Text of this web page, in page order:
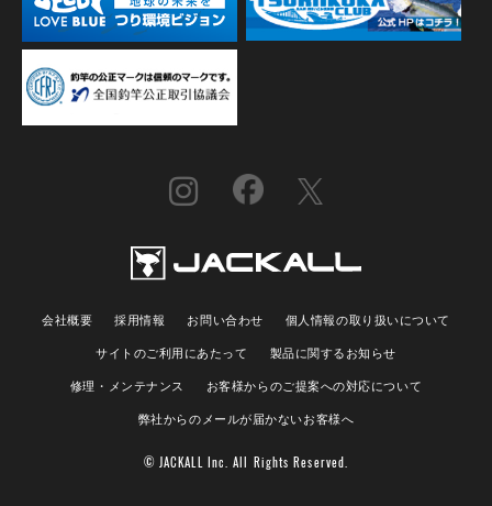
会社概要 採用情報 お問い合わせ
個人情報の取り扱いについて
サイトのご利用にあたって
製品に関するお知らせ
修理・メンテナンス
お客様からのご提案への対応について
弊社からのメールが届かないお客様へ
© JACKALL Inc. All Rights Reserved.